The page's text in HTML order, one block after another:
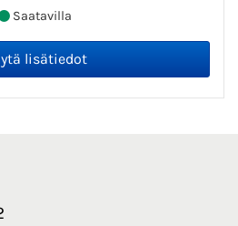
Saatavilla